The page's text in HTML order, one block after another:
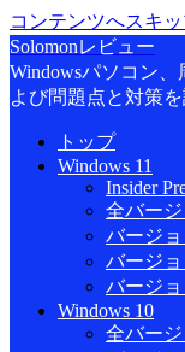
コンテンツへスキ
Solomonレビュー
Windowsパソコン
よび問題点と対策
トップ
Windows 11
Insider
全バー
バージョ
バージョ
バージョ
Windows 10
全バー